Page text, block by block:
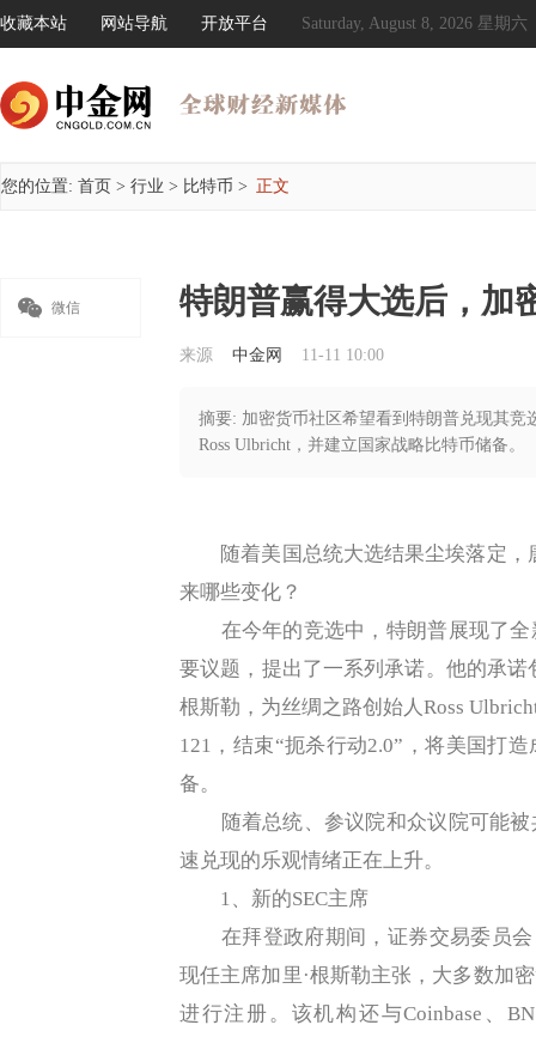
收藏本站 网站导航 开放平台 Saturday, August 8, 2026 星期六
您的位置: 首页 > 行业 > 比特币 > 正文
 微信 特朗普赢得大选后，加
来源 中金网 11-11 10:00
摘要: 加密货币社区希望看到特朗普兑现其竞
Ross Ulbricht，并建立国家战略比特币储备。
随着美国总统大选结果尘埃落定，
来哪些变化？
在今年的竞选中，特朗普展现了全
要议题，提出了一系列承诺。他的承
根斯勒，为丝绸之路创始人Ross
121，结束“扼杀行动2.0”，将美国打
备。
随着总统、参议院和众议院可能被
速兑现的乐观情绪正在上升。
1、新的SEC主席
在拜登政府期间，证券交易委员会
现任主席加里·根斯勒主张，大多数加
进行注册。该机构还与Coinbase、